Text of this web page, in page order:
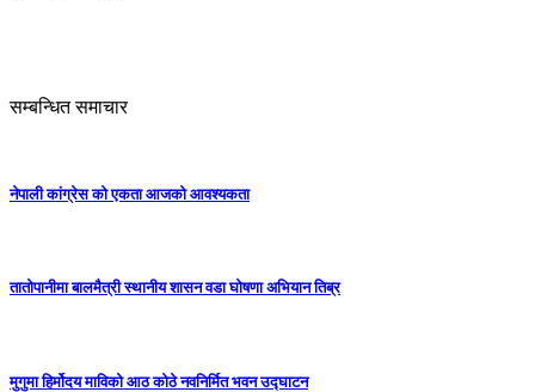
सम्बन्धित समाचार
नेपाली कांग्रेस को एकता आजको आवश्यकता
तातोपानीमा बालमैत्री स्थानीय शासन वडा घोषणा अभियान तिब्र
मुगुमा हिर्मोदय माविको आठ कोठे नवनिर्मित भवन उद्घाटन